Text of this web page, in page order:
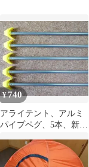
¥740
アライテント、アルミ
パイプペグ、5本、新